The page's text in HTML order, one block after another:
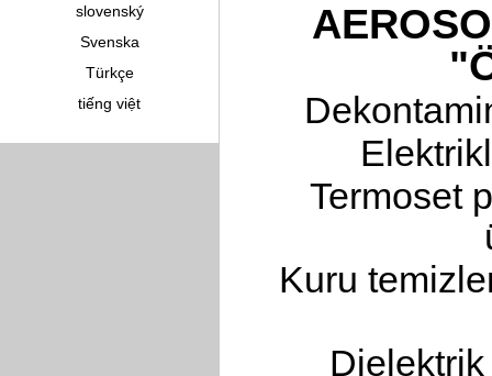
slovenský
Svenska
Türkçe
tiếng việt
Termoset
Kuru
Dielektrik